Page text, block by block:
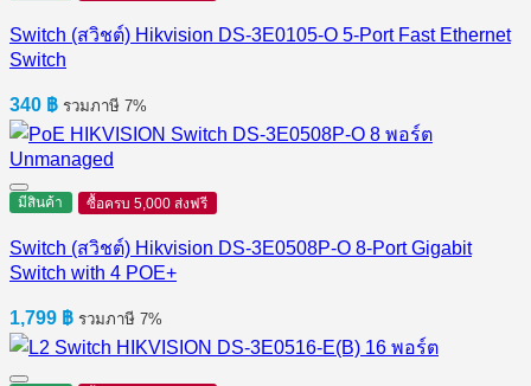
Switch (สวิชต์) Hikvision DS-3E0105-O 5-Port Fast Ethernet
Switch
340 ฿ รวมภาษี 7%
มีสินค้า ซื้อครบ 5,000 ส่งฟรี
Switch (สวิชต์) Hikvision DS-3E0508P-O 8-Port Gigabit
Switch with 4 POE+
1,799 ฿ รวมภาษี 7%